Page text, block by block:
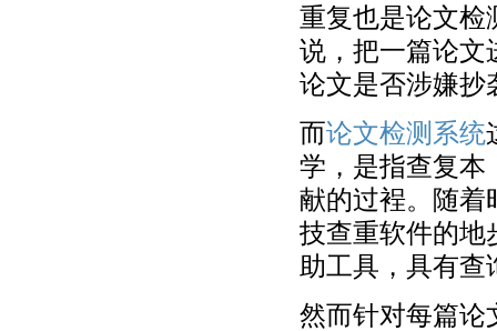
重复也是论文检
说，把一篇论文
论文是否涉嫌抄
而论文检测系统
学，是指查复本
献的过裎。随着
技查重软件的地
助工具，具有
然而针对每篇论